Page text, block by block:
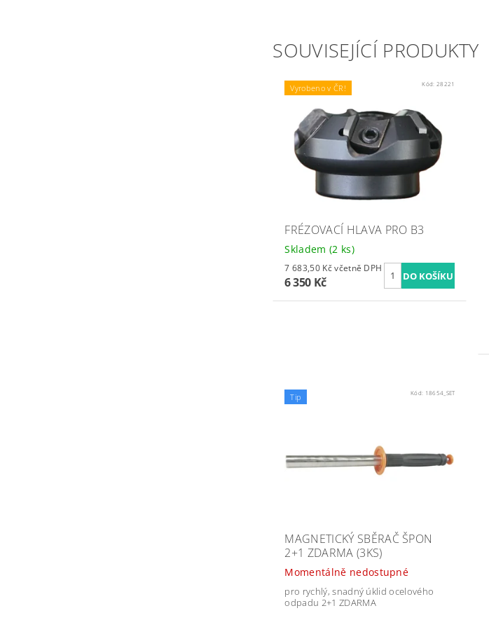
SOUVISEJÍCÍ PRODUKTY
Vyrobeno v ČR! Kód: 28221
FRÉZOVACÍ HLAVA PRO B3
Skladem (2 ks)
7 683,50 Kč včetně DPH
6 350 Kč
Tip Kód: 18654_SET
MAGNETICKÝ SBĚRAČ ŠPON
2+1 ZDARMA (3KS)
Momentálně nedostupné
pro rychlý, snadný úklid ocelového
odpadu 2+1 ZDARMA